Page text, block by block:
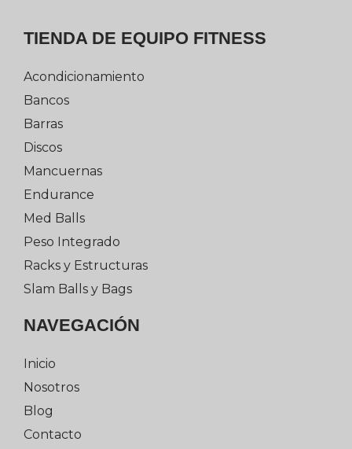
TIENDA DE EQUIPO FITNESS
Acondicionamiento
Bancos
Barras
Discos
Mancuernas
Endurance
Med Balls
Peso Integrado
Racks y Estructuras
Slam Balls y Bags
NAVEGACIÓN
Inicio
Nosotros
Blog
Contacto